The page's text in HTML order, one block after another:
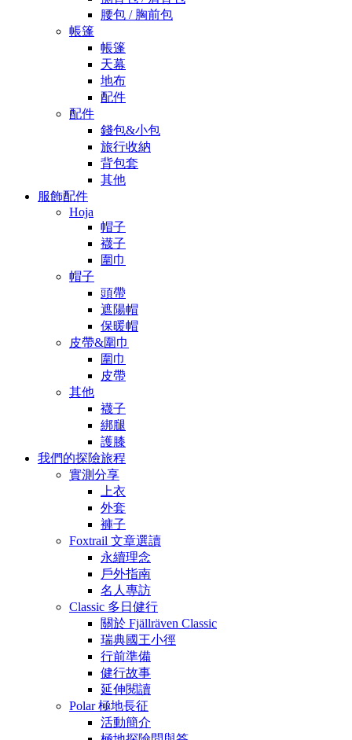
腰包 / 胸前包
帳篷
帳篷
天幕
地布
配件
配件
錢包&小包
旅行收納
背包套
其他
服飾配件
Hoja
帽子
襪子
圍巾
帽子
頭帶
遮陽帽
保暖帽
皮帶&圍巾
圍巾
皮帶
其他
襪子
綁腿
護膝
我們的探險旅程
實測分享
上衣
外套
褲子
Foxtrail 文章選讀
永續理念
戶外指南
名人專訪
Classic 多日健行
關於 Fjällräven Classic
瑞典國王小徑
行前準備
健行故事
延伸閱讀
Polar 極地長征
活動簡介